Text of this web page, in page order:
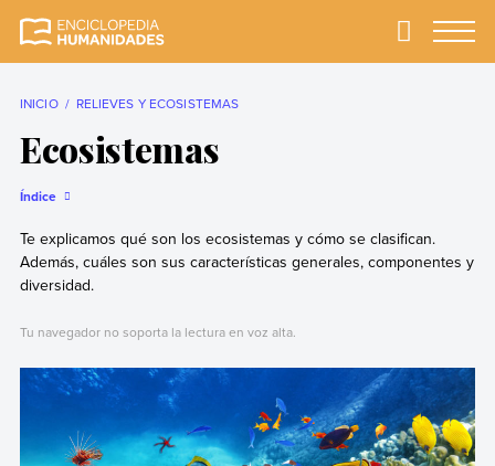
completa y más
Primary
INICIO RELIEVES Y ECOSISTEMAS
Ecosistemas
Índice
Te explicamos qué son los ecosistemas y cómo se clasifican.
Además, cuáles son sus características generales, componentes y
diversidad.
Tu navegador no soporta la lectura en voz alta.